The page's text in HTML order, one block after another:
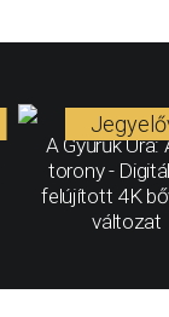
A Gyűrűk Ura:
torony -
felújított 4K
változat